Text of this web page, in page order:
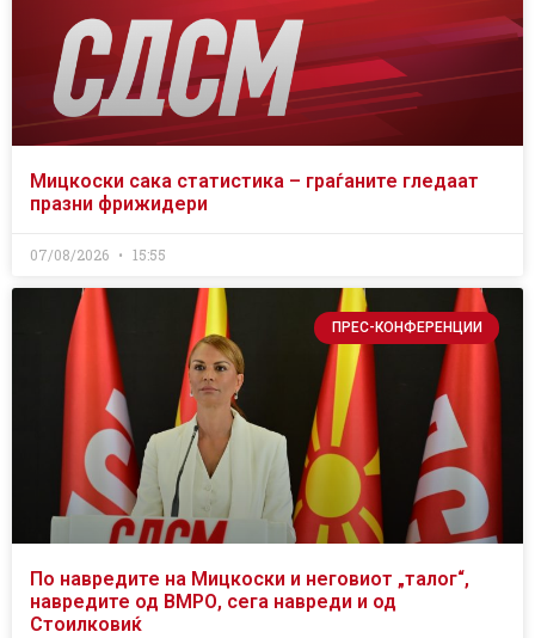
Мицкоски сака статистика – граѓаните гледаат
празни фрижидери
07/08/2026 15:55
ПРЕС-КОНФЕРЕНЦИИ
По навредите на Мицкоски и неговиот „талог“,
навредите од ВМРО, сега навреди и од
Стоилковиќ